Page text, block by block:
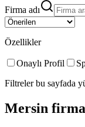
Firma adı
Özellikler
Onaylı Profil
Filtreler bu sayfada
Mersin